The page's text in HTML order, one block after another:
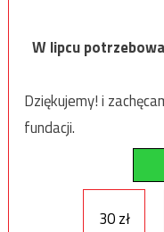
W lipcu
Dziękujemy! i
fundacji.
30 zł